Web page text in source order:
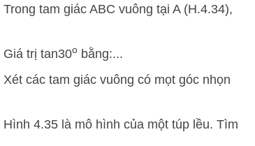
Trong tam giác ABC vuông tại A (H.4.34),
Giá trị tan30o bằng:...
Xét các tam giác vuông có mọt góc nhọn
Hình 4.35 là mô hình của một túp lều. Tìm